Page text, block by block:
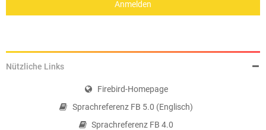
Nützliche Links
Firebird-Homepage
Sprachreferenz FB 5.0 (Englisch)
Sprachreferenz FB 4.0